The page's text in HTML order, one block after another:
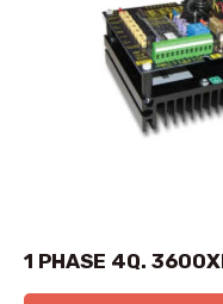
1 PHASE 4Q.